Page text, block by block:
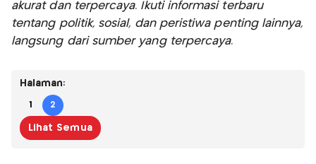
akurat dan terpercaya. Ikuti informasi terbaru
tentang politik, sosial, dan peristiwa penting lainnya,
langsung dari sumber yang terpercaya.
Halaman:
1 2
Lihat Semua